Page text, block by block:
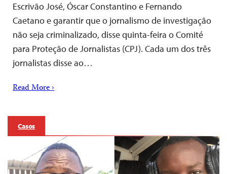
Escrivão José, Óscar Constantino e Fernando
Caetano e garantir que o jornalismo de investigação
não seja criminalizado, disse quinta-feira o Comité
para Proteção de Jornalistas (CPJ). Cada um dos três
jornalistas disse ao…
Read More ›
Casos